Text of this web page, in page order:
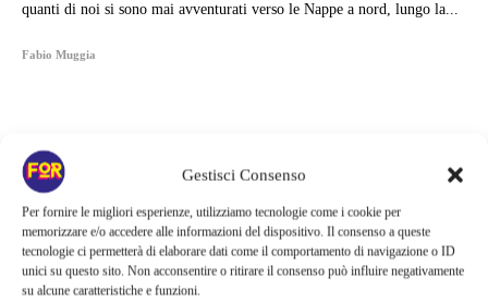
Gestisci Consenso
Per fornire le migliori esperienze, utilizziamo tecnologie come i cookie per
memorizzare e/o accedere alle informazioni del dispositivo. Il consenso a queste
tecnologie ci permetterà di elaborare dati come il comportamento di navigazione o ID
unici su questo sito. Non acconsentire o ritirare il consenso può influire negativamente
su alcune caratteristiche e funzioni.
quanti di noi si sono mai avventurati verso le Nappe a nord, lungo la...
Fabio Muggia